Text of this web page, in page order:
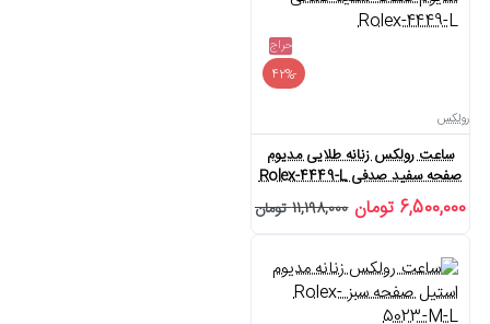
حراج
-42%
رولکس
ساعت رولکس زنانه طلایی مدیوم
صفحه سفید صدفی Rolex-4449-L
6,500,000 تومان 11,198,000 تومان